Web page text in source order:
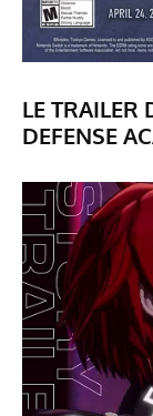
LE TRAILER
DEFENSE